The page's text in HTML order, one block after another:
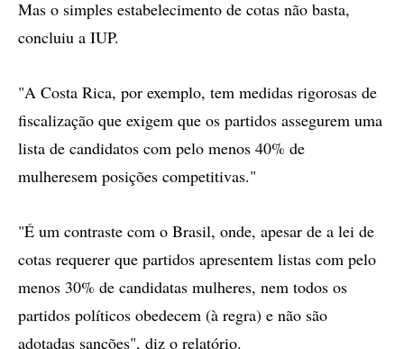
Mas o simples estabelecimento de cotas não basta,
concluiu a IUP.
"A Costa Rica, por exemplo, tem medidas rigorosas de
fiscalização que exigem que os partidos assegurem uma
lista de candidatos com pelo menos 40% de
mulheresem posições competitivas."
"É um contraste com o Brasil, onde, apesar de a lei de
cotas requerer que partidos apresentem listas com pelo
menos 30% de candidatas mulheres, nem todos os
partidos políticos obedecem (à regra) e não são
adotadas sanções", diz o relatório.